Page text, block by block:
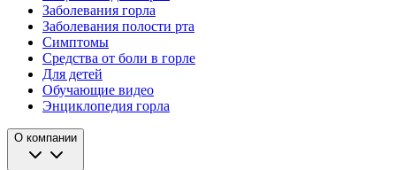
Заболевания горла
Заболевания полости рта
Симптомы
Средства от боли в горле
Для детей
Обучающие видео
Энциклопедия горла
О компании